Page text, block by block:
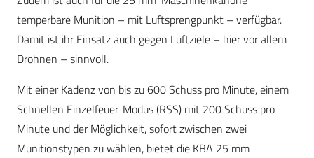
temperbare Munition – mit Luftsprengpunkt – verfügbar.
Damit ist ihr Einsatz auch gegen Luftziele – hier vor allem
Drohnen – sinnvoll.
Mit einer Kadenz von bis zu 600 Schuss pro Minute, einem
Schnellen Einzelfeuer-Modus (RSS) mit 200 Schuss pro
Minute und der Möglichkeit, sofort zwischen zwei
Munitionstypen zu wählen, bietet die KBA 25 mm